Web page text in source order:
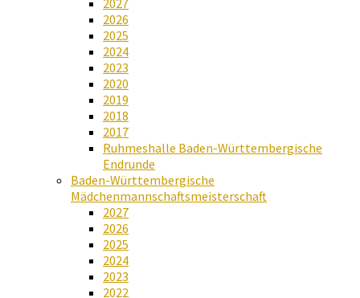
2027
2026
2025
2024
2023
2020
2019
2018
2017
Ruhmeshalle Baden-Württembergische
Endrunde
Baden-Württembergische
Mädchenmannschaftsmeisterschaft
2027
2026
2025
2024
2023
2022